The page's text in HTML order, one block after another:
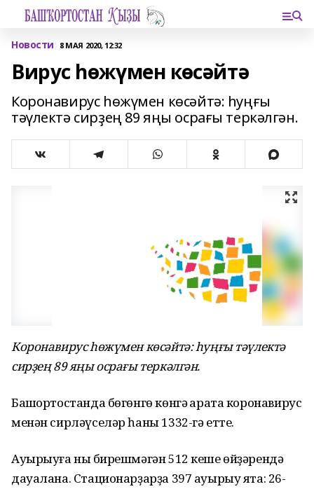
Новости 8 МАЯ 2020, 12:32
Вирус һөжүмен көсәйтә
Коронавирус һөжүмен көсәйтә: һуңғы
тәүлектә сирҙең 89 яңы осрағы теркәлгән.
Коронавирус һөжүмен көсәйтә: һуңғы тәүлектә
сирҙең 89 яңы осрағы теркәлгән.
Башҡортостанда бөгөнгө көнгә ҡарата коронавирус
менән сирләүселәр һаны 1332-гә етте.
Ауырыуға ныҡ бирешмәгән 512 кеше өйҙәрендә
дауалана. Стационарҙарҙа 397 ауырыу ята: 26-